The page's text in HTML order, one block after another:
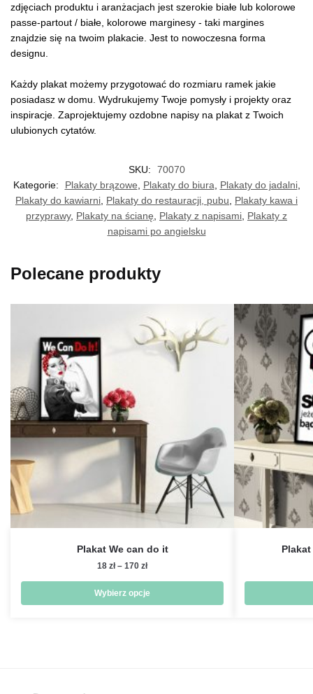
zdjęciach produktu i aranżacjach jest szerokie białe lub kolorowe
passe-partout / białe, kolorowe marginesy - taki margines
znajdzie się na twoim plakacie. Jest to nowoczesna forma
designu.
Każdy plakat możemy przygotować do rozmiaru ramek jakie
posiadasz w domu. Wydrukujemy Twoje pomysły i projekty oraz
inspiracje. Zaprojektujemy ozdobne napisy na plakat z Twoich
ulubionych cytatów.
SKU:
70070
Kategorie:
Plakaty brązowe, Plakaty do biura, Plakaty do jadalni,
Plakaty do kawiarni, Plakaty do restauracji, pubu, Plakaty kawa i
przyprawy, Plakaty na ścianę, Plakaty z napisami, Plakaty z
napisami po angielsku
Polecane produkty
Plakat We can do it
18 zł – 170 złZakres
od
18 zł
Wybierz opcje